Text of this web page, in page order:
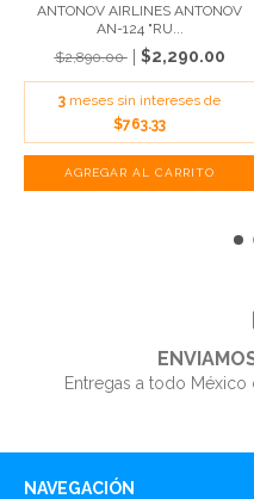
ANTONOV AIRLINES ANTONOV
AN-124 "RU...
$2,890.00
$2,290.00
3 meses sin intereses de
$763.33
Entregas a todo
NAVEGACIÓN